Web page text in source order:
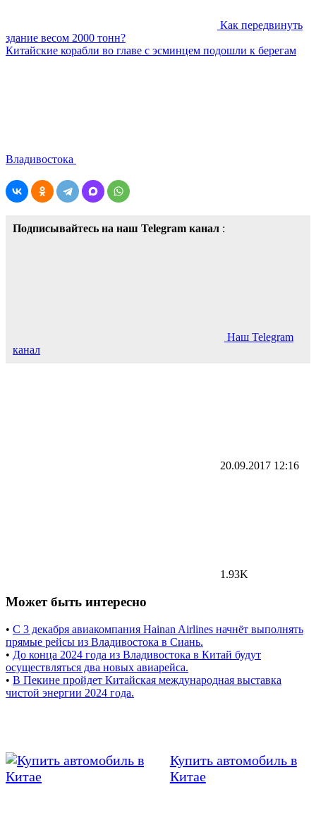
Как передвинуть
здание весом 2000 тонн?
Китайские корабли во главе с эсминцем подошли к берегам
Владивостока
Подписывайтесь на наш Telegram канал :
Наш Telegram
канал
20.09.2017 12:16
1.93K
Может быть интересно
• С 3 декабря авиакомпания Hainan Airlines начнёт выполнять
прямые рейсы из Владивостока в Сиань.
• До конца 2024 года из Владивостока в Китай будут
осуществляться два новых авиарейса.
• В Пекине пройдет Китайская международная выставка
чистой энергии 2024 года.
Купить автомобиль в
Китае